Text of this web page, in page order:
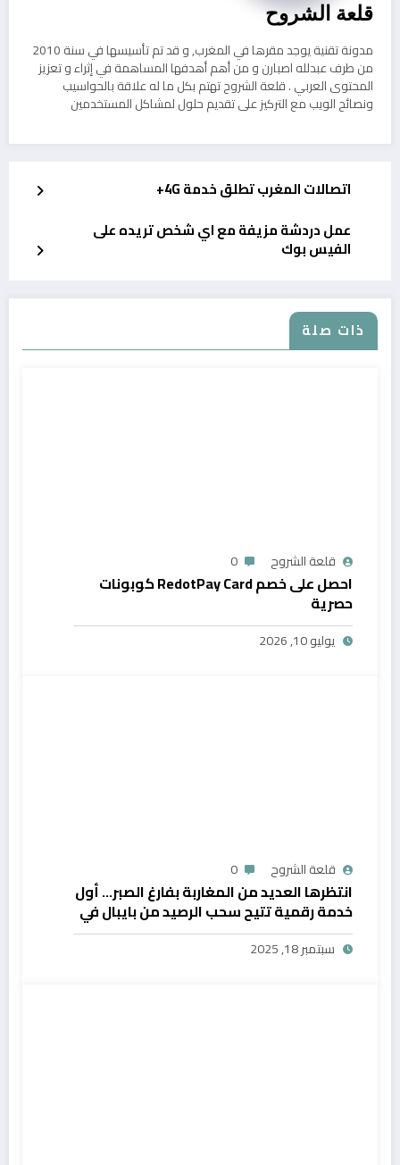
قلعة الشروح
مدونة تقنية يوجد مقرها في المغرب, و قد تم تأسيسها في سنة 2010
من طرف عبدلله اصبارن و من أهم أهدفها المساهمة في إثراء و تعزيز
المحتوى العربي . قلعة الشروح تهتم بكل ما له علاقة بالحواسيب
ونصائح الويب مع التركيز على تقديم حلول لمشاكل المستخدمين
اتصالات المغرب تطلق خدمة 4G+
عمل دردشة مزيفة مع اي شخص تريده على
الفيس بوك
ذات صلة
قلعة الشروح 0
احصل على خصم RedotPay Card كوبونات
حصرية
يوليو 10, 2026
قلعة الشروح 0
انتظرها العديد من المغاربة بفارغ الصبر… أول
خدمة رقمية تتيح سحب الرصيد من بايبال في
المغرب
سبتمبر 18, 2025